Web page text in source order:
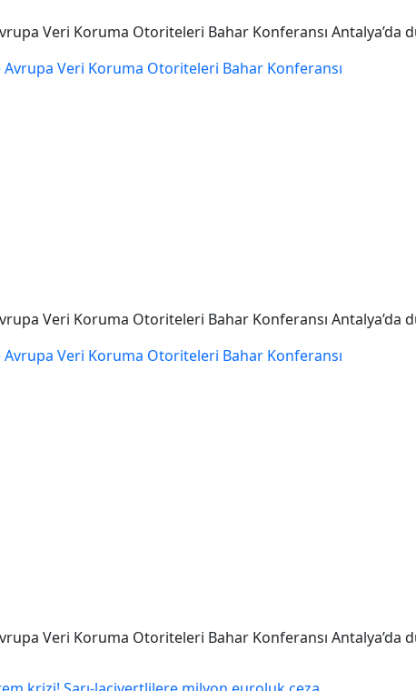
Veri Koruma Otoriteleri Bahar Konferansı Antalya’da
Veri Koruma Otoriteleri Bahar Konferansı Antalya’da
Veri Koruma Otoriteleri Bahar Konferansı Antalya’da